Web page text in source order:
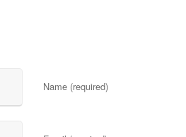
Name (required)